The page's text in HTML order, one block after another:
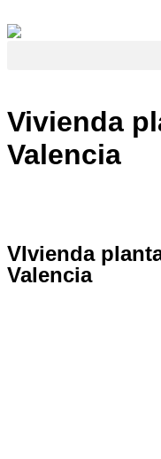
Vivienda
Valencia
VIvienda
Valencia